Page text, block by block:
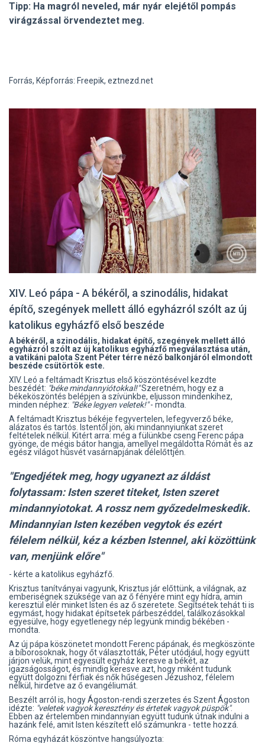
Tipp: Ha magról neveled, már nyár elejétől pompás
virágzással örvendeztet meg.
Forrás, Képforrás: Freepik, eztnezd.net
XIV. Leó pápa - A békéről, a szinodális, hidakat
építő, szegények mellett álló egyházról szólt az új
katolikus egyházfő első beszéde
A békéről, a szinodális, hidakat építő, szegények mellett álló
egyházról szólt az új katolikus egyházfő megválasztása után,
a vatikáni palota Szent Péter térre néző balkonjáról elmondott
beszéde csütörtök este.
XIV. Leó a feltámadt Krisztus első köszöntésével kezdte
beszédét: "béke mindannyiótokkal!"Szeretném, hogy ez a
békeköszöntés belépjen a szívünkbe, eljusson mindenkihez,
minden néphez: "Béke legyen veletek!"- mondta.
A feltámadt Krisztus békéje fegyvertelen, lefegyverző béke,
alázatos és tartós. Istentől jön, aki mindannyiunkat szeret
feltételek nélkül. Kitért arra: még a fülünkbe cseng Ferenc pápa
gyönge, de mégis bátor hangja, amellyel megáldotta Rómát és az
egész világot húsvét vasárnapjának délelőttjén.
"Engedjétek meg, hogy ugyanezt az áldást
folytassam: Isten szeret titeket, Isten szeret
mindannyiotokat. A rossz nem győzedelmeskedik.
Mindannyian Isten kezében vegytok és ezért
félelem nélkül, kéz a kézben Istennel, aki közöttünk
van, menjünk előre"
- kérte a katolikus egyházfő.
Krisztus tanítványai vagyunk, Krisztus jár előttünk, a világnak, az
emberiségnek szüksége van az ő fényére mint egy hídra, amin
keresztül elér minket Isten és az ő szeretete. Segítsétek tehát ti is
egymást, hogy hidakat építsetek párbeszéddel, találkozásokkal
egyesülve, hogy egyetlenegy nép legyünk mindig békében -
mondta.
Az új pápa köszönetet mondott Ferenc pápának, és megköszönte
a bíborosoknak, hogy őt választották, Péter utódjául, hogy együtt
járjon velük, mint egyesült egyház keresve a békét, az
igazságosságot, és mindig keresve azt, hogy miként tudunk
együtt dolgozni férfiak és nők hűségesen Jézushoz, félelem
nélkül, hirdetve az ő evangéliumát.
Beszélt arról is, hogy Ágoston-rendi szerzetes és Szent Ágoston
idézte: "veletek vagyok keresztény és értetek vagyok püspök".
Ebben az értelemben mindannyian együtt tudunk útnak indulni a
hazánk felé, amit Isten készített elő számunkra - tette hozzá.
Róma egyházát köszöntve hangsúlyozta: